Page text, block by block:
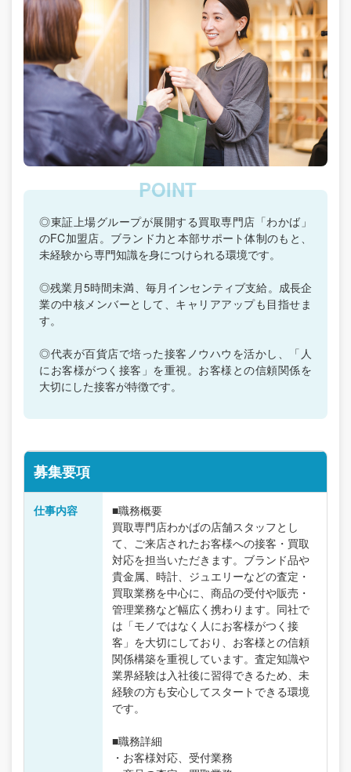
◎東証上場グループが展開する買取専門店「わかば」
のFC加盟店。ブランド力と本部サポート体制のもと、
未経験から専門知識を身につけられる環境です。
◎残業月5時間未満、毎月インセンティブ支給。成長企
業の中核メンバーとして、キャリアアップも目指せま
す。
◎代表が百貨店で培った接客ノウハウを活かし、「人
にお客様がつく接客」を重視。お客様との信頼関係を
大切にした接客が特徴です。
募集要項
仕事内容
■職務概要
買取専門店わかばの店舗スタッフとし
て、ご来店されたお客様への接客・買取
対応を担当いただきます。ブランド品や
貴金属、時計、ジュエリーなどの査定・
買取業務を中心に、商品の受付や販売・
管理業務など幅広く携わります。同社で
は「モノではなく人にお客様がつく接
客」を大切にしており、お客様との信頼
関係構築を重視しています。査定知識や
業界経験は入社後に習得できるため、未
経験の方も安心してスタートできる環境
です。
■職務詳細
・お客様対応、受付業務